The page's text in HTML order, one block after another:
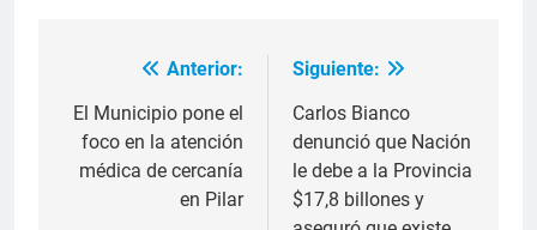
Anterior:
El Municipio pone el
foco en la atención
médica de cercanía
en Pilar
Siguiente:
Carlos Bianco
denunció que Nación
le debe a la Provincia
$17,8 billones y